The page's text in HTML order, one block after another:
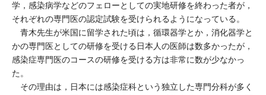
学，感染病学などのフェローとしての実地研修を終わった者が，
それぞれの専門医の認定試験を受けられるようになっている。
青木先生が米国に留学された頃は，循環器学とか，消化器学と
かの専門医としての研修を受ける日本人の医師は数多かったが，
感染症専門医のコースの研修を受ける方は非常に数が少なかっ
た。
その理由は，日本には感染症科という独立した専門分科が多く